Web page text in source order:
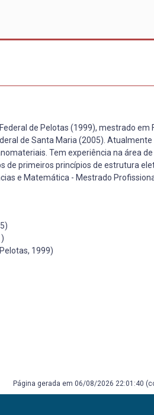
de Pelotas (1999), mestrado em
de Santa Maria (2005).
Tem experiência na área
de primeiros princípios de estrutura
e Matemática - Mestrado
1999)
Página gerada em 06/08/2026 22:01:40